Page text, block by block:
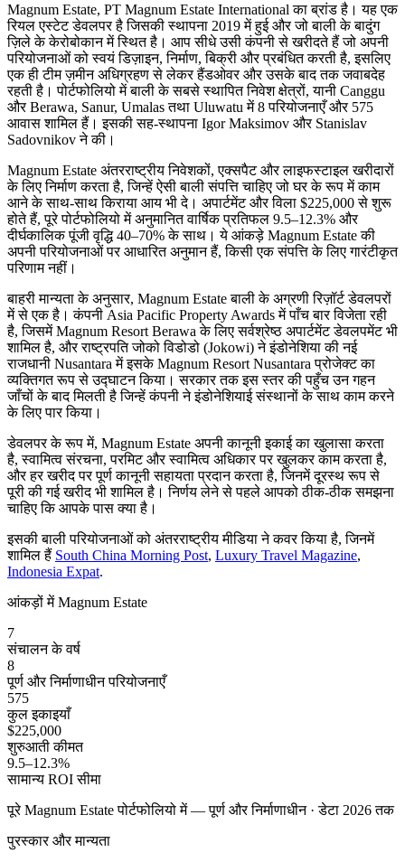
Magnum Estate, PT Magnum Estate International का ब्रांड है। यह एक
रियल एस्टेट डेवलपर है जिसकी स्थापना 2019 में हुई और जो बाली के बादुंग
ज़िले के केरोबोकान में स्थित है। आप सीधे उसी कंपनी से खरीदते हैं जो अपनी
परियोजनाओं को स्वयं डिज़ाइन, निर्माण, बिक्री और प्रबंधित करती है, इसलिए
एक ही टीम ज़मीन अधिग्रहण से लेकर हैंडओवर और उसके बाद तक जवाबदेह
रहती है। पोर्टफोलियो में बाली के सबसे स्थापित निवेश क्षेत्रों, यानी Canggu
और Berawa, Sanur, Umalas तथा Uluwatu में 8 परियोजनाएँ और 575
आवास शामिल हैं। इसकी सह-स्थापना Igor Maksimov और Stanislav
Sadovnikov ने की।
Magnum Estate अंतरराष्ट्रीय निवेशकों, एक्सपैट और लाइफस्टाइल खरीदारों
के लिए निर्माण करता है, जिन्हें ऐसी बाली संपत्ति चाहिए जो घर के रूप में काम
आने के साथ-साथ किराया आय भी दे। अपार्टमेंट और विला $225,000 से शुरू
होते हैं, पूरे पोर्टफोलियो में अनुमानित वार्षिक प्रतिफल 9.5–12.3% और
दीर्घकालिक पूंजी वृद्धि 40–70% के साथ। ये आंकड़े Magnum Estate की
अपनी परियोजनाओं पर आधारित अनुमान हैं, किसी एक संपत्ति के लिए गारंटीकृत
परिणाम नहीं।
बाहरी मान्यता के अनुसार, Magnum Estate बाली के अग्रणी रिज़ॉर्ट डेवलपरों
में से एक है। कंपनी Asia Pacific Property Awards में पाँच बार विजेता रही
है, जिसमें Magnum Resort Berawa के लिए सर्वश्रेष्ठ अपार्टमेंट डेवलपमेंट भी
शामिल है, और राष्ट्रपति जोको विडोडो (Jokowi) ने इंडोनेशिया की नई
राजधानी Nusantara में इसके Magnum Resort Nusantara प्रोजेक्ट का
व्यक्तिगत रूप से उद्घाटन किया। सरकार तक इस स्तर की पहुँच उन गहन
जाँचों के बाद मिलती है जिन्हें कंपनी ने इंडोनेशियाई संस्थानों के साथ काम करने
के लिए पार किया।
डेवलपर के रूप में, Magnum Estate अपनी कानूनी इकाई का खुलासा करता
है, स्वामित्व संरचना, परमिट और स्वामित्व अधिकार पर खुलकर काम करता है,
और हर खरीद पर पूर्ण कानूनी सहायता प्रदान करता है, जिनमें दूरस्थ रूप से
पूरी की गई खरीद भी शामिल है। निर्णय लेने से पहले आपको ठीक-ठीक समझना
चाहिए कि आपके पास क्या है।
इसकी बाली परियोजनाओं को अंतरराष्ट्रीय मीडिया ने कवर किया है, जिनमें
शामिल हैं South China Morning Post, Luxury Travel Magazine,
Indonesia Expat.
आंकड़ों में Magnum Estate
7
संचालन के वर्ष
8
पूर्ण और निर्माणाधीन परियोजनाएँ
575
कुल इकाइयाँ
$225,000
शुरुआती कीमत
9.5–12.3%
सामान्य ROI सीमा
पूरे Magnum Estate पोर्टफोलियो में — पूर्ण और निर्माणाधीन · डेटा 2026 तक
पुरस्कार और मान्यता